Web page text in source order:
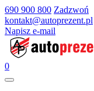
690 900 800 Zadzwoń
kontakt@autoprezent.pl
Napisz e-mail
0